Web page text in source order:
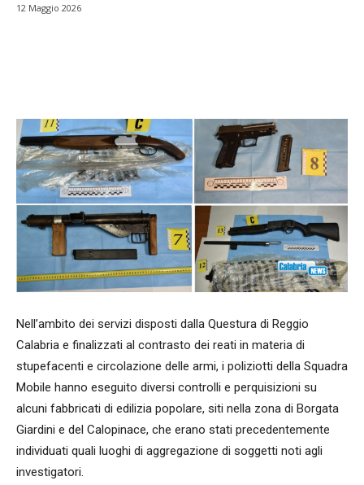
12 Maggio 2026
Nell’ambito dei servizi disposti dalla Questura di Reggio
Calabria e finalizzati al contrasto dei reati in materia di
stupefacenti e circolazione delle armi, i poliziotti della Squadra
Mobile hanno eseguito diversi controlli e perquisizioni su
alcuni fabbricati di edilizia popolare, siti nella zona di Borgata
Giardini e del Calopinace, che erano stati precedentemente
individuati quali luoghi di aggregazione di soggetti noti agli
investigatori.